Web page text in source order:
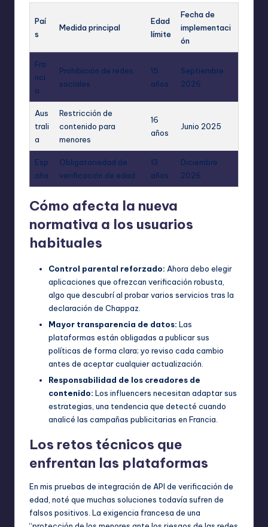
Paí
s
Medida principal
Edad
límite
Fecha de
implementaci
ón
Fra
nci
a
Prohibición de redes
sociales
15
años
Septiembre
2026
Aus
trali
a
Restricción de
contenido para
menores
16
años
Junio 2025
Esp
aña
Obligatoriedad de
verificación de edad
13
años
Diciembre
2026
Cómo afecta la nueva
normativa a los usuarios
habituales
Control parental reforzado: Ahora debo elegir
aplicaciones que ofrezcan verificación robusta,
algo que descubrí al probar varios servicios tras la
declaración de Chappaz.
Mayor transparencia de datos: Las
plataformas están obligadas a publicar sus
políticas de forma clara; yo reviso cada cambio
antes de aceptar cualquier actualización.
Responsabilidad de los creadores de
contenido: Los influencers necesitan adaptar sus
estrategias, una tendencia que detecté cuando
analicé las campañas publicitarias en Francia.
Los retos técnicos que
enfrentan las plataformas
En mis pruebas de integración de API de verificación de
edad, noté que muchas soluciones todavía sufren de
falsos positivos. La exigencia francesa de una